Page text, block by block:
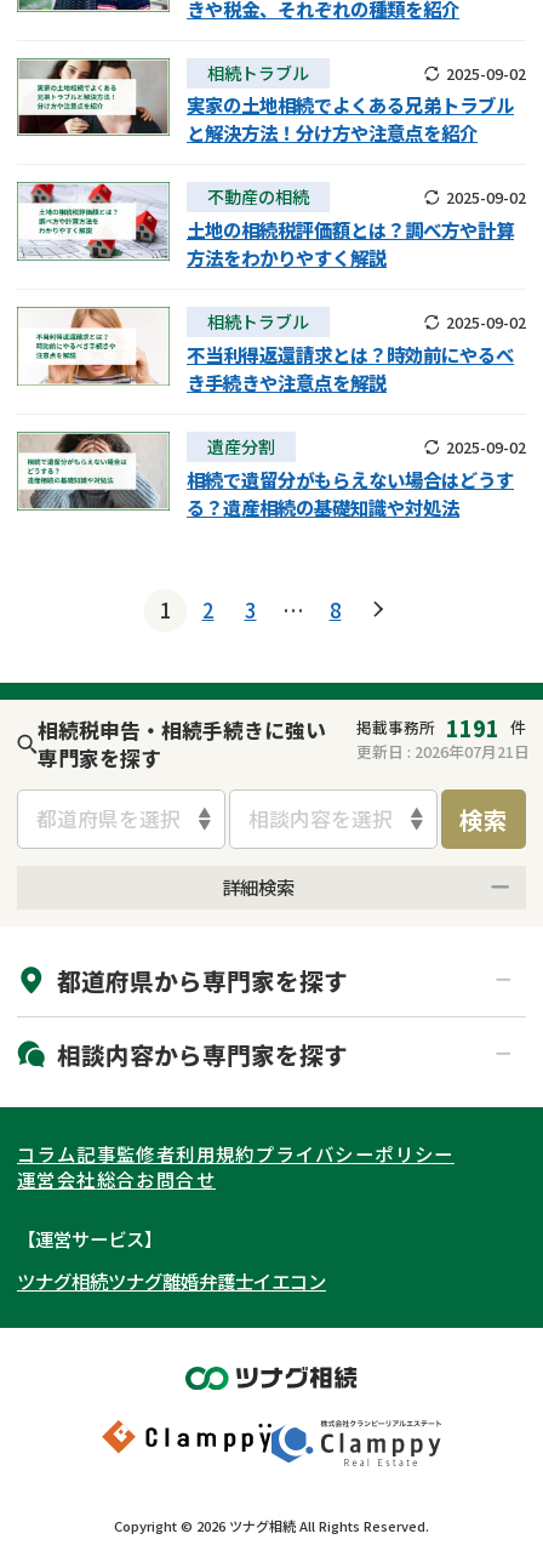
きや税金、それぞれの種類を紹介
相続トラブル 2025-09-02
実家の土地相続でよくある兄弟トラブル
と解決方法！分け方や注意点を紹介
不動産の相続 2025-09-02
土地の相続税評価額とは？調べ方や計算
方法をわかりやすく解説
相続トラブル 2025-09-02
不当利得返還請求とは？時効前にやるべ
き手続きや注意点を解説
遺産分割 2025-09-02
相続で遺留分がもらえない場合はどうす
る？遺産相続の基礎知識や対処法
1 2 3 … 8
相続税申告・相続手続きに強い
専門家を探す
掲載事務所 1191 件
更新日 : 2026年07月21日
都道府県を選択 相談内容を選択 検索
詳細検索
初回相談無料
土日祝の相談可能
都道府県から専門家を探す
北海道・東北
北海道 青森県
岩手県 宮城県
秋田県
福島県
関東
東京都 神奈川県
埼玉県
茨城県 群馬県
東海
愛知県
岐阜県 山梨県
関西
大阪府 京都府
奈良県
和歌山県
北陸・甲信越
石川県
富山県
岡山県
九州・沖縄
相談内容から専門家を探す
相続登記
遺産分割
相続手続き
家族信託
成年後見・任意後見
相続財産調査
不動産評価(相続不動産)
相続トラブル
コラム記事監修者利用規約プライバシーポリシー
運営会社総合お問合せ
【運営サービス】
ツナグ相続ツナグ離婚弁護士イエコン
Copyright © 2026 ツナグ相続All Rights Reserved.